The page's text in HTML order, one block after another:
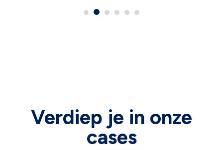
Verdiep je in onze
cases